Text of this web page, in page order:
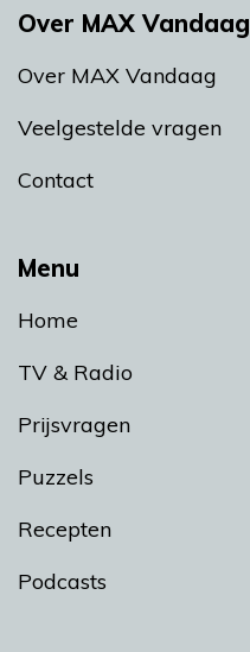
Menu
Home
TV & Radio
Prijsvragen
Puzzels
Recepten
Podcasts
Over MAX Vandaag
Over MAX Vandaag
Veelgestelde vragen
Contact